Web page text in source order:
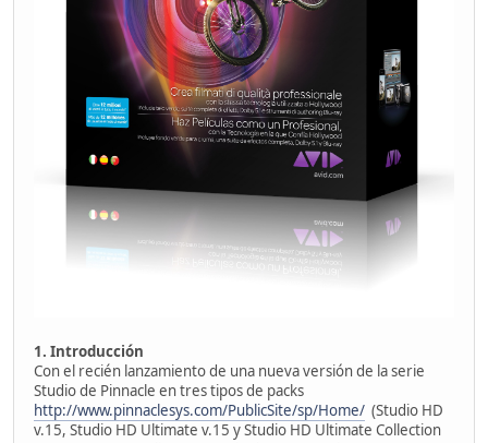
1. Introducción
Con el recién lanzamiento de una nueva versión de la serie
Studio de Pinnacle en tres tipos de packs
http://www.pinnaclesys.com/PublicSite/sp/Home/ (Studio HD
v.15, Studio HD Ultimate v.15 y Studio HD Ultimate Collection